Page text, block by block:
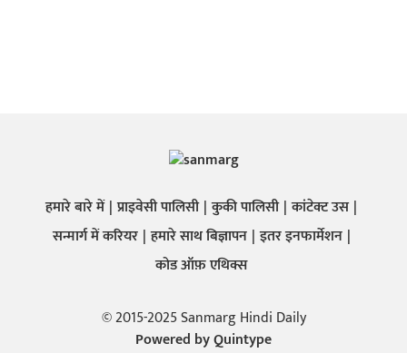
हमारे बारे में प्राइवेसी पालिसी कुकी पालिसी कांटेक्ट उस
सन्मार्ग में करियर हमारे साथ बिज्ञापन इतर इनफार्मेशन
कोड ऑफ़ एथिक्स
© 2015-2025 Sanmarg Hindi Daily
Powered byQuintype